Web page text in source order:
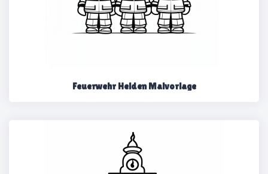
Feuerwehr Helden Malvorlage